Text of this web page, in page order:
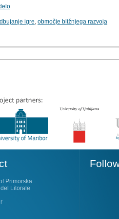
igre območje bližnjega razvoja
Primorska
Litorale